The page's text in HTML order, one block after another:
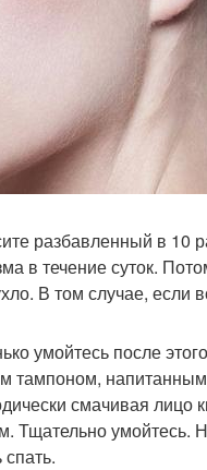
разбавленный в 10
в течение суток.
В том случае, если
умойтесь после
тампоном,
смачивая лицо
Тщательно умойтесь.